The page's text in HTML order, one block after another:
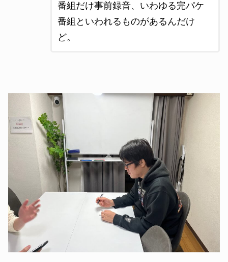
番組だけ事前録音、いわゆる完パケ
番組といわれるものがあるんだけ
ど。